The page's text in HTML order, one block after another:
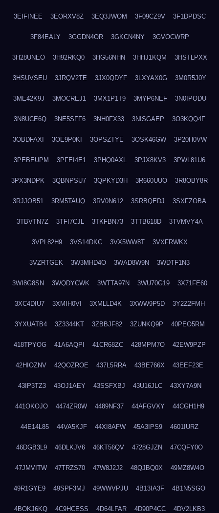
3EIFINEE 3EORXV8Z 3EQ3JWOM 3F09CZ9V 3F1DPDSC
3F84EALY 3GGDN4OR 3GKCN4NY 3GVOCWRP
3H28UNEO 3H92RKQ0 3HG56NHN 3HHJ1KQM 3HSTLPXX
3HSUVSEU 3JRQV2TE 3JX0QDYF 3LXYAX0G 3M0R5J0Y
3ME42K9J 3MOCREJ1 3MX1P1T9 3MYP6NEF 3N0IPODU
3N8UCE6Q 3NE5SFF6 3NH0FX33 3NISGAEP 3O3KQQ4F
3OBDFAXI 3OE9P0KI 3OPSZTYE 3OSK46GW 3P20H0VW
3PEBEUPM 3PFEI4E1 3PHQ0AXL 3PJX8KV3 3PWL81U6
3PX3NDPK 3QBNPSU7 3QPKYD3H 3R660UUO 3R8OBY8R
3RJJOB51 3RM5TAUQ 3RV0N612 3SRBQEDJ 3SXFZOBA
3TBVTN7Z 3TFI7CJL 3TKFBN73 3TTB618D 3TVMVY4A
3VPL82H9 3VS14DKC 3VX5WW8T 3VXFRWKX
3VZRTGEK 3W3MHD4O 3WAD8W9N 3WDTF1N3
3WI8G8SN 3WQDYCWK 3WTTA97N 3WU70G19 3X71FE60
3XC4DIU7 3XMIH0VI 3XMLLD4K 3XWW9P5D 3Y2Z2FMH
3YXUATB4 3Z3344KT 3ZBBJF82 3ZUNKQ9P 40PEO5RM
418TPYOG 41A6AQPI 41CR68ZC 428MPM7O 42EW9PZP
42HIOZNV 42QOZROE 437L5RRA 43BE766X 43EEF23E
43IP3TZ3 43OJ1AEY 43SSFXBJ 43U16JLC 43XY7A9N
441OKOJO 4474ZR0W 4489NF37 44AFGVXY 44CGH1H9
44E14L85 44VA5KJF 44XI8AFW 45A3IPS9 4601IURZ
46DGB3L9 46DLKJV6 46KT56QV 4728GJZN 47CQFY0O
47JMVITW 47TRZS70 47W8J2J2 48QJBQ0X 49MZ8W4O
49R1GYE9 49SPF3MJ 49WWVPJU 4B13IA3F 4B1N5SGO
4BOKJ6KQ 4C9HCESS 4D64LFAR 4D90P4CC 4DV2LKB3